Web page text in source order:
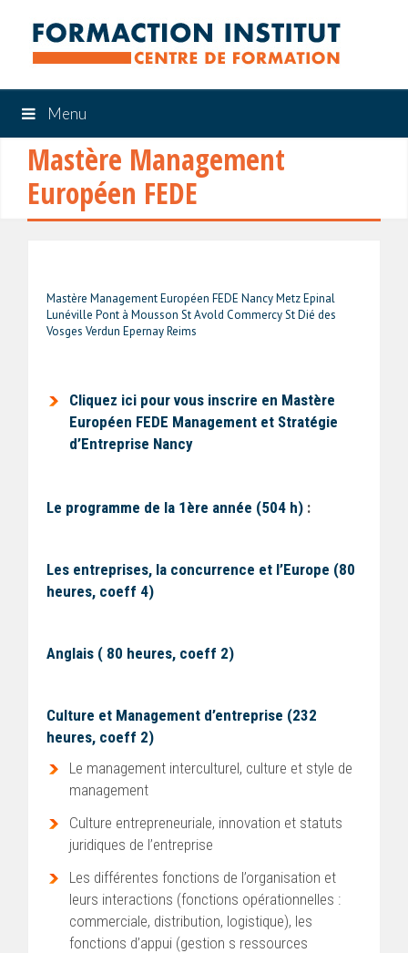
Menu
Mastère Management
Européen FEDE
Mastère Management Européen FEDE Nancy Metz Epinal
Lunéville Pont à Mousson St Avold Commercy St Dié des
Vosges Verdun Epernay Reims
Cliquez ici pour vous inscrire en Mastère
Européen FEDE Management et Stratégie
d’Entreprise Nancy
Le programme de la 1ère année (504 h) :
Les entreprises, la concurrence et l’Europe (80
heures, coeff 4)
Anglais ( 80 heures, coeff 2)
Culture et Management d’entreprise (232
heures, coeff 2)
Le management interculturel, culture et style de
management
Culture entrepreneuriale, innovation et statuts
juridiques de l’entreprise
Les différentes fonctions de l’organisation et
leurs interactions (fonctions opérationnelles :
commerciale, distribution, logistique), les
fonctions d’appui (gestion s ressources